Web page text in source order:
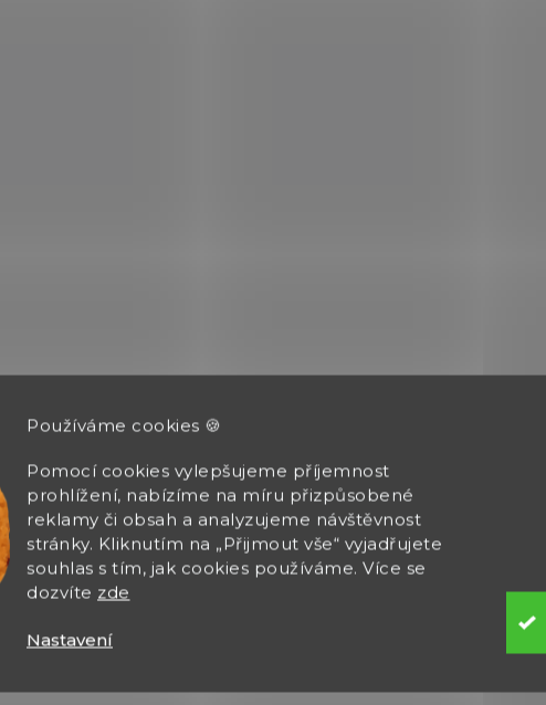
Používáme cookies 🍪
Pomocí cookies vylepšujeme příjemnost
prohlížení, nabízíme na míru přizpůsobené
reklamy či obsah a analyzujeme návštěvnost
stránky. Kliknutím na „Přijmout vše“ vyjadřujete
souhlas s tím, jak cookies používáme. Více se
dozvíte zde
Nastavení